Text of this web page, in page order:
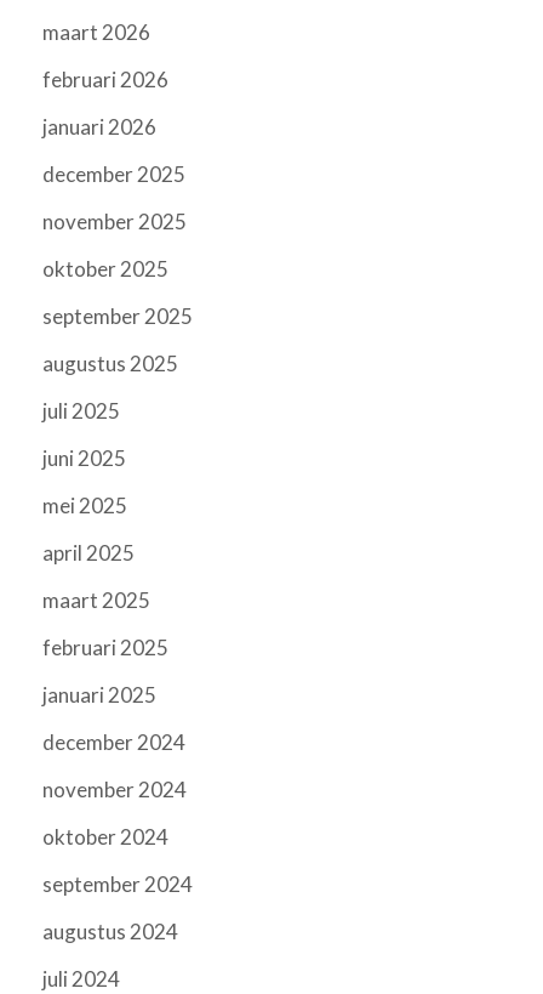
maart 2026
februari 2026
januari 2026
december 2025
november 2025
oktober 2025
september 2025
augustus 2025
juli 2025
juni 2025
mei 2025
april 2025
maart 2025
februari 2025
januari 2025
december 2024
november 2024
oktober 2024
september 2024
augustus 2024
juli 2024